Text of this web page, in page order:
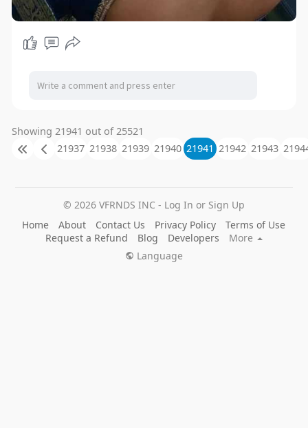
Showing 21941 out of 25521
21937 21938 21939 21940 21941 21942 21943
© 2026 VFRNDS INC - Log In or Sign Up
Home
About Contact Us Privacy Policy
Terms of Use
Request a Refund
Blog Developers
More
Language